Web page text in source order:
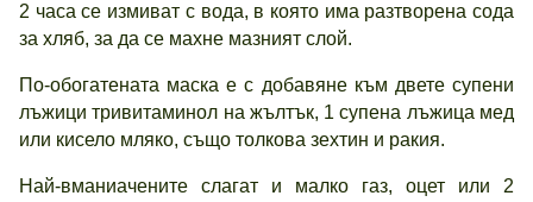
2 часа се измиват с вода, в която има разтворена сода
за хляб, за да се махне мазният слой.
По-обогатената маска е с добавяне към двете супени
лъжици тривитаминол на жълтък, 1 супена лъжица мед
или кисело мляко, също толкова зехтин и ракия.
Най-вманиачените слагат и малко газ, оцет или 2